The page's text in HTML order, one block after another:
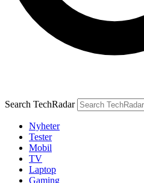
Search TechRadar
Nyheter
Tester
Mobil
TV
Laptop
Gaming